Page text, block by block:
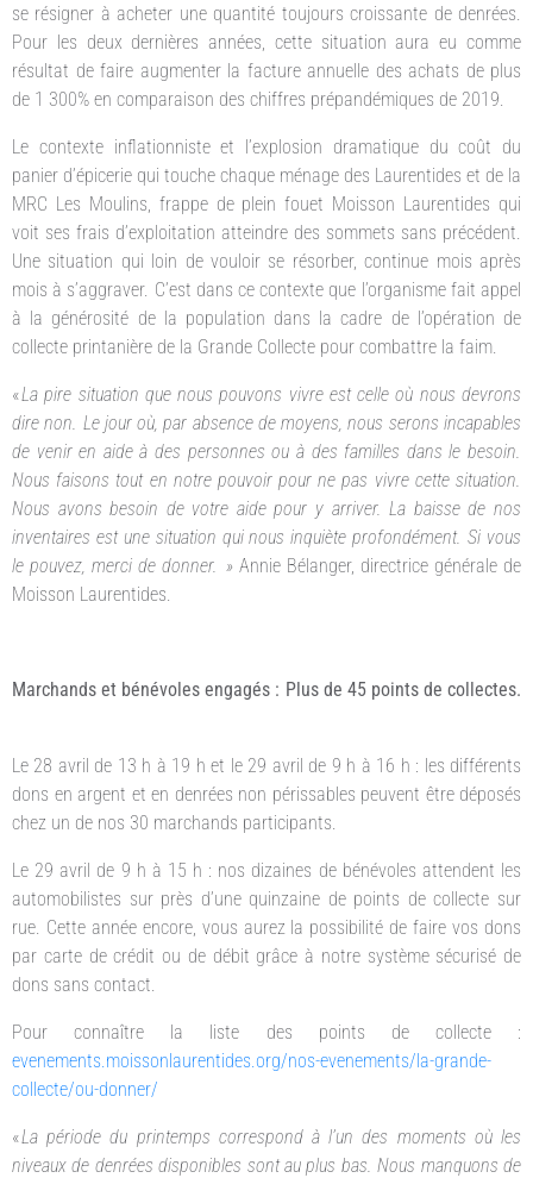
se résigner à acheter une quantité toujours croissante de denrées.
Pour les deux dernières années, cette situation aura eu comme
résultat de faire augmenter la facture annuelle des achats de plus
de 1 300% en comparaison des chiffres prépandémiques de 2019.
Le contexte inflationniste et l’explosion dramatique du coût du
panier d’épicerie qui touche chaque ménage des Laurentides et de la
MRC Les Moulins, frappe de plein fouet Moisson Laurentides qui
voit ses frais d’exploitation atteindre des sommets sans précédent.
Une situation qui loin de vouloir se résorber, continue mois après
mois à s’aggraver. C’est dans ce contexte que l’organisme fait appel
à la générosité de la population dans la cadre de l’opération de
collecte printanière de la Grande Collecte pour combattre la faim.
«La pire situation que nous pouvons vivre est celle où nous devrons
dire non. Le jour où, par absence de moyens, nous serons incapables
de venir en aide à des personnes ou à des familles dans le besoin.
Nous faisons tout en notre pouvoir pour ne pas vivre cette situation.
Nous avons besoin de votre aide pour y arriver. La baisse de nos
inventaires est une situation qui nous inquiète profondément. Si vous
le pouvez, merci de donner. » Annie Bélanger, directrice générale de
Moisson Laurentides.
Marchands et bénévoles engagés : Plus de 45 points de collectes.
Le 28 avril de 13 h à 19 h et le 29 avril de 9 h à 16 h : les différents
dons en argent et en denrées non périssables peuvent être déposés
chez un de nos 30 marchands participants.
Le 29 avril de 9 h à 15 h : nos dizaines de bénévoles attendent les
automobilistes sur près d’une quinzaine de points de collecte sur
rue. Cette année encore, vous aurez la possibilité de faire vos dons
par carte de crédit ou de débit grâce à notre système sécurisé de
dons sans contact.
Pour connaître la liste des points de collecte :
evenements.moissonlaurentides.org/nos-evenements/la-grande-
collecte/ou-donner/
«La période du printemps correspond à l’un des moments où les
niveaux de denrées disponibles sont au plus bas. Nous manquons de